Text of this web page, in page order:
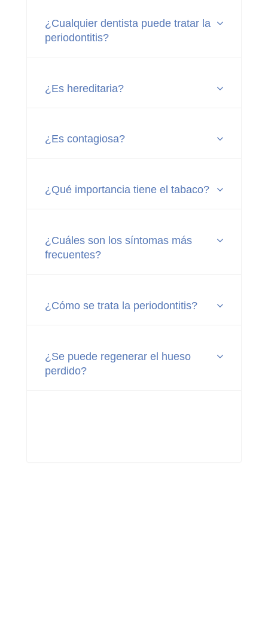
¿Cualquier dentista puede tratar la
periodontitis?
¿Es hereditaria?
¿Es contagiosa?
¿Qué importancia tiene el tabaco?
¿Cuáles son los síntomas más
frecuentes?
¿Cómo se trata la periodontitis?
¿Se puede regenerar el hueso
perdido?